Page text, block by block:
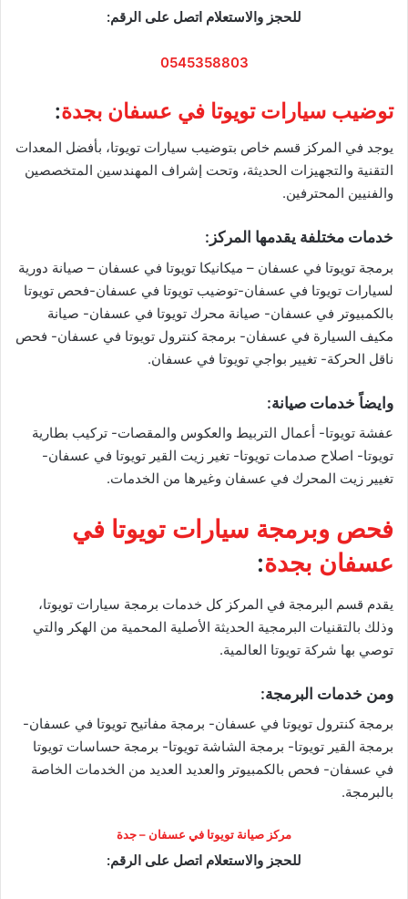
للحجز والاستعلام اتصل على الرقم:
0545358803
توضيب سيارات تويوتا في عسفان بجدة:
يوجد في المركز قسم خاص بتوضيب سيارات تويوتا، بأفضل المعدات
التقنية والتجهيزات الحديثة، وتحت إشراف المهندسين المتخصصين
والفنيين المحترفين.
خدمات مختلفة يقدمها المركز:
برمجة تويوتا في عسفان – ميكانيكا تويوتا في عسفان – صيانة دورية
لسيارات تويوتا في عسفان-توضيب تويوتا في عسفان-فحص تويوتا
بالكمبيوتر في عسفان- صيانة محرك تويوتا في عسفان- صيانة
مكيف السيارة في عسفان- برمجة كنترول تويوتا في عسفان- فحص
ناقل الحركة- تغيير بواجي تويوتا في عسفان.
وايضاً خدمات صيانة:
عفشة تويوتا- أعمال التربيط والعكوس والمقصات- تركيب بطارية
تويوتا- اصلاح صدمات تويوتا- تغير زيت القير تويوتا في عسفان-
تغيير زيت المحرك في عسفان وغيرها من الخدمات.
فحص وبرمجة سيارات تويوتا في
عسفان بجدة:
يقدم قسم البرمجة في المركز كل خدمات برمجة سيارات تويوتا،
وذلك بالتقنيات البرمجية الحديثة الأصلية المحمية من الهكر والتي
توصي بها شركة تويوتا العالمية.
ومن خدمات البرمجة:
برمجة كنترول تويوتا في عسفان- برمجة مفاتيح تويوتا في عسفان-
برمجة القير تويوتا- برمجة الشاشة تويوتا- برمجة حساسات تويوتا
في عسفان- فحص بالكمبيوتر والعديد العديد من الخدمات الخاصة
بالبرمجة.
مركز صيانة تويوتا في عسفان – جدة
للحجز والاستعلام اتصل على الرقم: